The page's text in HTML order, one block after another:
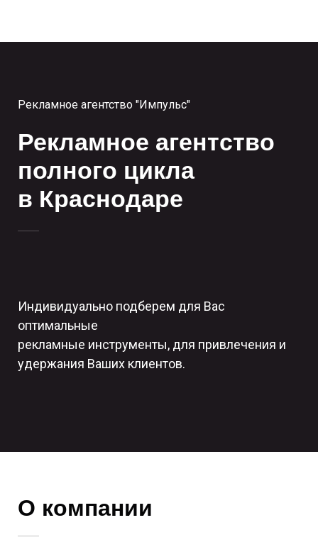
Рекламное агентство "Импульс"
Рекламное агентство
полного цикла
в Краснодаре
Индивидуально подберем для Вас
оптимальные
рекламные инструменты, для привлечения и
удержания Ваших клиентов.
О компании